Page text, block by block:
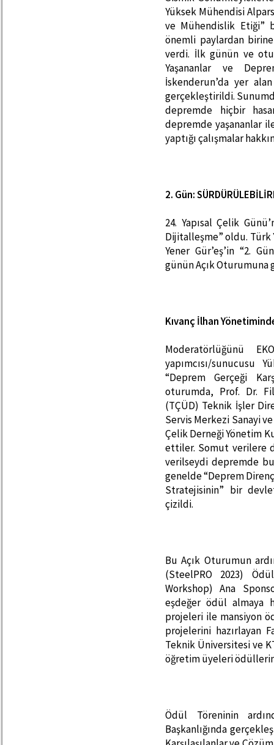
Yüksek Mühendisi
ve Mühendislik Etiği”
önemli paylardan
verdi. İlk günün ve
Yaşananlar ve
İskenderun’da yer
gerçekleştirildi.
depremde hiçbir
depremde yaşananlar
yaptığı çalışmalar
2. Gün:
24. Yapısal Çelik
Dijitalleşme” oldu. Türk
Yener Gür’eş’in “2.
günün Açık Oturumuna
Kıvanç İlhan
Moderatörlüğünü
yapımcısı/sunucusu
“Deprem Gerçeği
oturumda, Prof. Dr.
(TÇÜD) Teknik İşler
Servis Merkezi Sanayi ve
Çelik Derneği Yönetim
ettiler. Somut verilere
verilseydi depremde
genelde “Deprem
Stratejisinin” bir
çizildi.
Bu Açık Oturumun
(SteelPRO 2023)
Workshop) Ana
eşdeğer ödül almaya
projeleri ile mansiyon
projelerini hazırlayan
Teknik Üniversitesi ve
öğretim üyeleri
Ödül Töreninin
Başkanlığında